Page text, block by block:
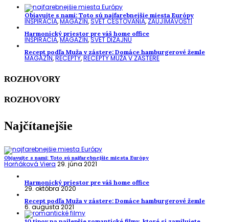
Objavujte s nami: Toto sú najfarebnejšie miesta Európy
INŠPIRÁCIA,MAGAZÍN,SVET CESTOVANIA,ZAUJÍMAVOSTI
Harmonický priestor pre váš home office
INŠPIRÁCIA,MAGAZÍN,SVET DIZAJNU
Recept podľa Muža v zástere: Domáce hamburgerové žemle
MAGAZÍN,RECEPTY,RECEPTY MUŽA V ZÁSTERE
ROZHOVORY
ROZHOVORY
Najčítanejšie
Objavujte s nami: Toto sú najfarebnejšie miesta Európy
Horňáková Viera 29. júna 2021
Harmonický priestor pre váš home office
29. októbra 2020
Recept podľa Muža v zástere: Domáce hamburgerové žemle
6. augusta 2021